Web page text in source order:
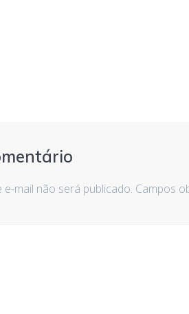
mail não será publicado. Campos